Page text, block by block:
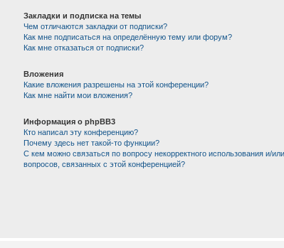
Закладки и подписка на темы
Чем отличаются закладки от подписки?
Как мне подписаться на определённую тему или форум?
Как мне отказаться от подписки?
Вложения
Какие вложения разрешены на этой конференции?
Как мне найти мои вложения?
Информация о phpBB3
Кто написал эту конференцию?
Почему здесь нет такой-то функции?
С кем можно связаться по вопросу некорректного использования и/
вопросов, связанных с этой конференцией?